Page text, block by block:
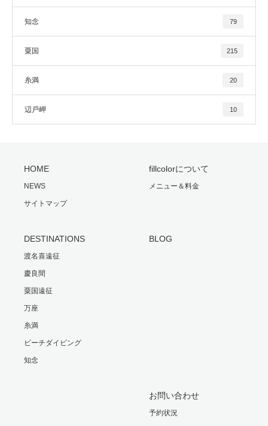
知念 79
粟国 215
糸満 20
辺戸岬 10
HOME
NEWS
サイトマップ
fillcolorについて
メニュー＆料金
DESTINATIONS
渡名喜遠征
慶良間
粟国遠征
万座
糸満
ビーチダイビング
知念
BLOG
お問い合わせ
予約状況